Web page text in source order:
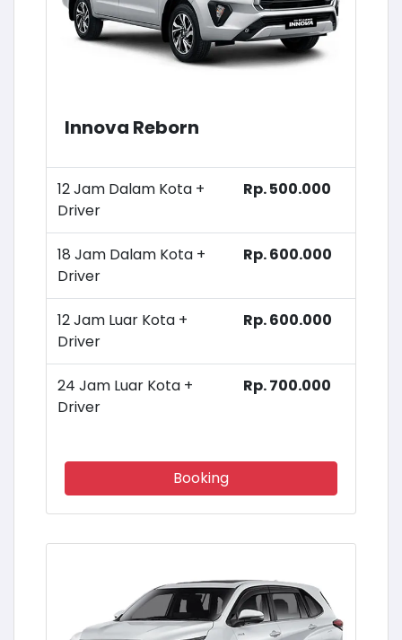
Innova Reborn
12 Jam Dalam Kota +
Driver
Rp. 500.000
18 Jam Dalam Kota +
Driver
Rp. 600.000
12 Jam Luar Kota +
Driver
Rp. 600.000
24 Jam Luar Kota +
Driver
Rp. 700.000
Booking